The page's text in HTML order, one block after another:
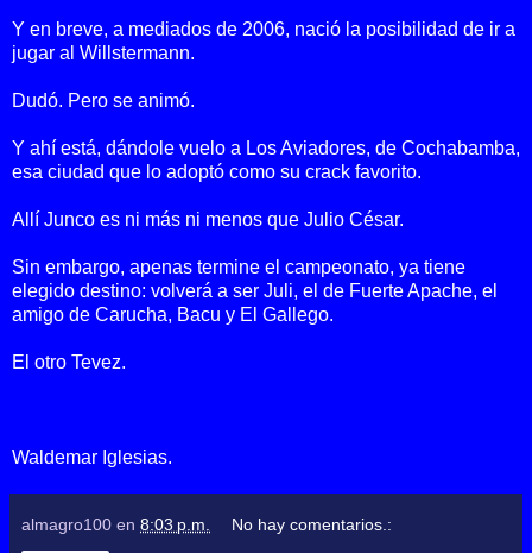
Y en breve, a mediados de 2006, nació la posibilidad de ir a
jugar al Willstermann.
Dudó. Pero se animó.
Y ahí está, dándole vuelo a Los Aviadores, de Cochabamba,
esa ciudad que lo adoptó como su crack favorito.
Allí Junco es ni más ni menos que Julio César.
Sin embargo, apenas termine el campeonato, ya tiene
elegido destino: volverá a ser Juli, el de Fuerte Apache, el
amigo de Carucha, Bacu y El Gallego.
El otro Tevez.
Waldemar Iglesias.
almagro100 en 8:03 p.m. No hay comentarios.: